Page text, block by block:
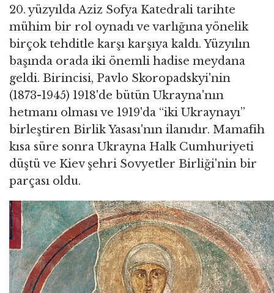
20. yüzyılda Aziz Sofya Katedrali tarihte
mühim bir rol oynadı ve varlığına yönelik
birçok tehditle karşı karşıya kaldı. Yüzyılın
başında orada iki önemli hadise meydana
geldi. Birincisi, Pavlo Skoropadskyi'nin
(1873-1945) 1918'de bütün Ukrayna'nın
hetmanı olması ve 1919'da “iki Ukraynayı”
birleştiren Birlik Yasası'nın ilanıdır. Mamafih
kısa süre sonra Ukrayna Halk Cumhuriyeti
düştü ve Kiev şehri Sovyetler Birliği'nin bir
parçası oldu.